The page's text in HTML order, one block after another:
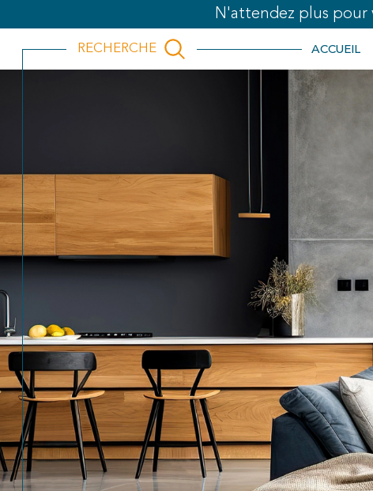
N'attendez plus pour
ACCUEIL
RECHERCHE
de l'immo pro